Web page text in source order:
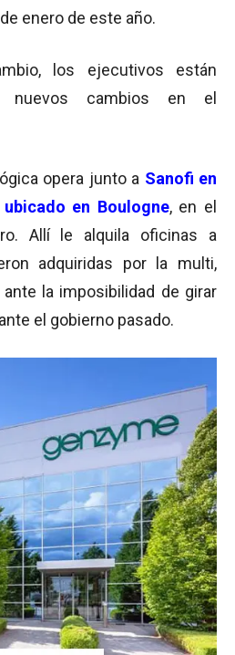
enero de este año.
los ejecutivos están
nuevos cambios en el
opera junto a Sanofi en
en Boulogne, en el
Allí le alquila oficinas a
adquiridas por la multi,
la imposibilidad de girar
el gobierno pasado.